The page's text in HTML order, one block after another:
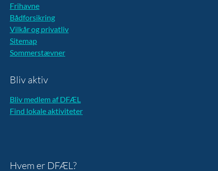
Frihavne
Bådforsikring
Vilkår og privatliv
Sitemap
Sommerstævner
Bliv aktiv
Bliv medlem af DFÆL
Find lokale aktiviteter
Hvem er DFÆL?